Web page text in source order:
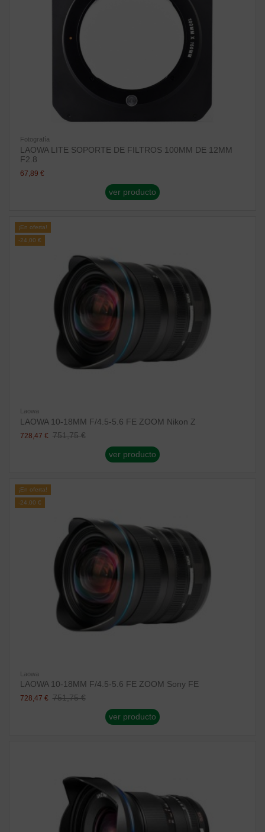
Fotografía
LAOWA LITE SOPORTE DE FILTROS 100MM DE 12MM
F2.8
67,89 €
ver producto
¡En oferta!
-24,00 €
Laowa
LAOWA 10-18MM F/4.5-5.6 FE ZOOM Nikon Z
728,47 € 751,75 €
ver producto
¡En oferta!
-24,00 €
Laowa
LAOWA 10-18MM F/4.5-5.6 FE ZOOM Sony FE
728,47 € 751,75 €
ver producto